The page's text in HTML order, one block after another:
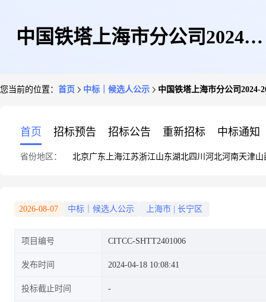
中国铁塔上海市分公司2024-
您当前的位置： 首页 中标｜候选人公示 中国铁塔上海市分公司2024-
首页 招标预告 招标公告 重新招标 中标通知
省份地区： 北京广东 上海江苏浙江山东湖北四川 河北河南天津山
2026-08-07 中标｜候选人公示 上海市 长宁区
项目编号 CITCC-SHTT2401006
发布时间 2024-04-18 10:08:41
投标截止时间